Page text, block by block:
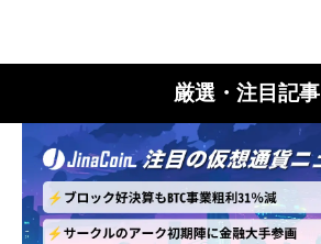
厳選・注目記事